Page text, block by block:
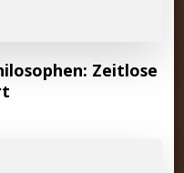
Zeitlose